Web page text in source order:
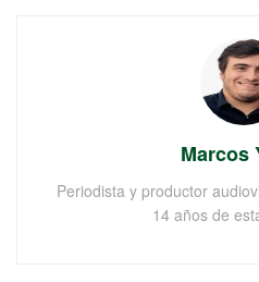
Marcos
Periodista y productor
14 años de